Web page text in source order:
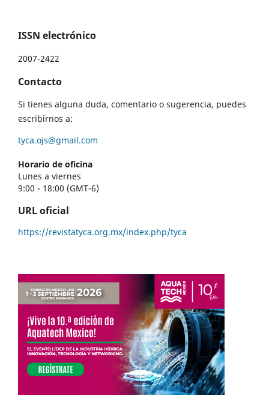
ISSN electrónico
2007-2422
Contacto
Si tienes alguna duda, comentario o sugerencia, puedes
escribirnos a:
tyca.ojs@gmail.com
Horario de oficina
Lunes a viernes
9:00 - 18:00 (GMT-6)
URL oficial
https://revistatyca.org.mx/index.php/tyca